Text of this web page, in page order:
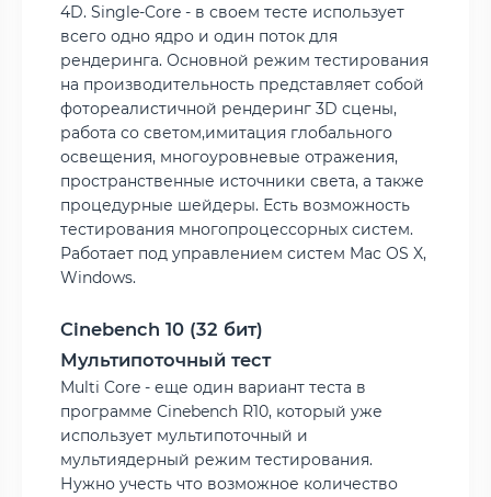
4D. Single-Core - в своем тесте использует
всего одно ядро и один поток для
рендеринга. Основной режим тестирования
на производительность представляет собой
фотореалистичной рендеринг 3D сцены,
работа со светом,имитация глобального
освещения, многоуровневые отражения,
пространственные источники света, а также
процедурные шейдеры. Есть возможность
тестирования многопроцессорных систем.
Работает под управлением систем Mac OS X,
Windows.
Cinebench 10 (32 бит)
Мультипоточный тест
Multi Core - еще один вариант теста в
программе Cinebench R10, который уже
использует мультипоточный и
мультиядерный режим тестирования.
Нужно учесть что возможное количество